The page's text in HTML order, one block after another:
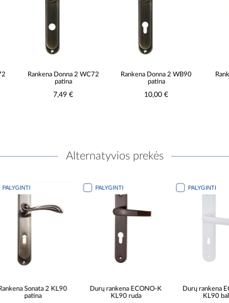
Rankena Donna 2 WC72
7,49 €
Rankena Donna 2 WB90
10,00 €
Rankena
Alternatyvios prekės
PALYGINTI
Rankena Sonata 2 KL90
patina
PALYGINTI
Durų rankena ECONO-K
KL90 ruda
PALYGINTI
Durų